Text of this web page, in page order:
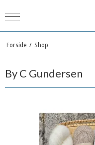
Forside / Shop
By C Gundersen